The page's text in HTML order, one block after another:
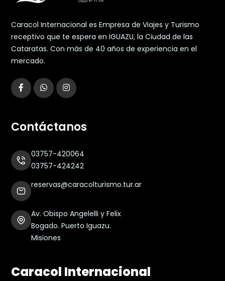
Caracol Internacional es Empresa de Viajes y Turismo
receptivo que te espera en IGUAZU, la Ciudad de las
Cataratas. Con más de 40 años de experiencia en el
mercado.
Contáctanos
03757-420064
03757-424242
reservas@caracolturismo.tur.ar
Av. Obispo Angelelli y Felix
Bogado. Puerto Iguazu.
Misiones
Caracol Internacional